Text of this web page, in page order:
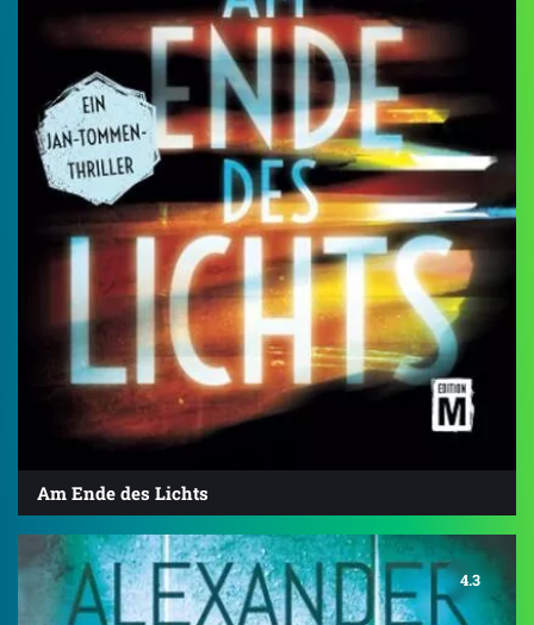
Am Ende des Lichts
4.3